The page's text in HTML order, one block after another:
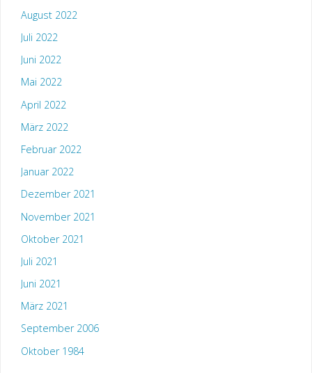
August 2022
Juli 2022
Juni 2022
Mai 2022
April 2022
März 2022
Februar 2022
Januar 2022
Dezember 2021
November 2021
Oktober 2021
Juli 2021
Juni 2021
März 2021
September 2006
Oktober 1984